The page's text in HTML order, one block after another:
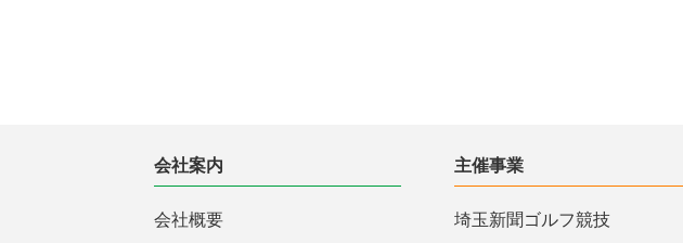
会社案内
会社概要
主催事業
埼玉新聞ゴルフ競技